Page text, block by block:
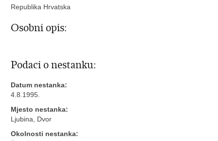
Republika Hrvatska
Osobni opis:
Podaci o nestanku:
Datum nestanka:
4.8.1995.
Mjesto nestanka:
Ljubina, Dvor
Okolnosti nestanka: